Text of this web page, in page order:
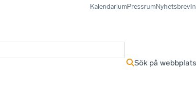
KalendariumPressrumNyhetsbrev
Sök på